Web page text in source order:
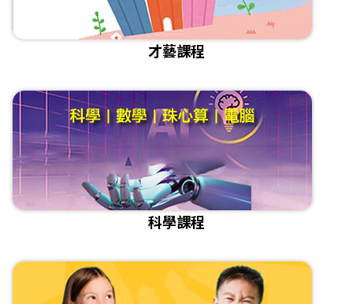
才藝課程
科學課程